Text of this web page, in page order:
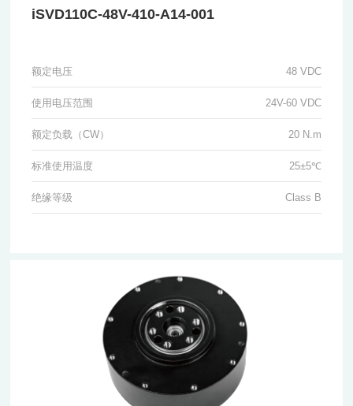
iSVD110C-48V-410-A14-001
额定电压 48 VDC
使用电压范围 24V-60 VDC
额定负载（CW） 20 N.m
标准使用温度 25±5℃
绝缘等级 Class B